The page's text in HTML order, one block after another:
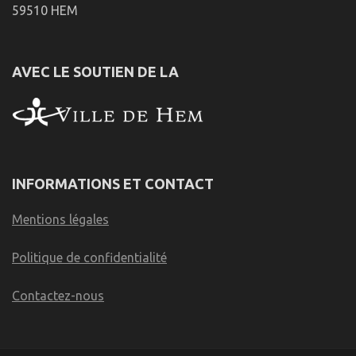
59510 HEM
AVEC LE SOUTIEN DE LA
INFORMATIONS ET CONTACT
Mentions légales
Politique de confidentialité
Contactez-nous